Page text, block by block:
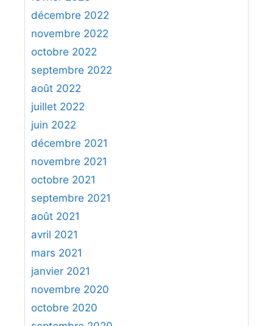
décembre 2022
novembre 2022
octobre 2022
septembre 2022
août 2022
juillet 2022
juin 2022
décembre 2021
novembre 2021
octobre 2021
septembre 2021
août 2021
avril 2021
mars 2021
janvier 2021
novembre 2020
octobre 2020